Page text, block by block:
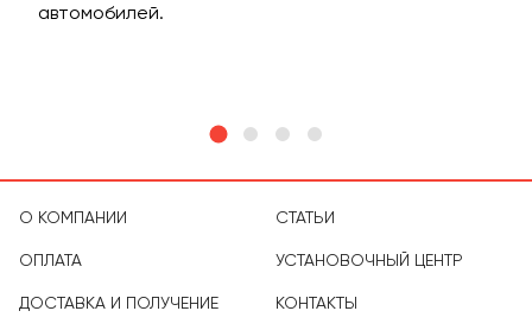
автомобилей.
О КОМПАНИИ
ОПЛАТА
ДОСТАВКА И ПОЛУЧЕНИЕ
СТАТЬИ
УСТАНОВОЧНЫЙ ЦЕНТР
КОНТАКТЫ